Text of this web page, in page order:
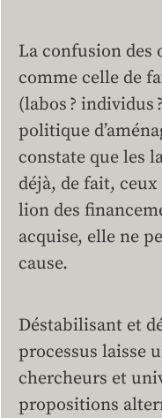
La confusion des
comme celle de
(labos ? individus
politique
constate que les
déjà, de fait,
lion des
acquise, elle ne
cause.
Déstabilisant et
processus laisse
chercheurs et
propositions